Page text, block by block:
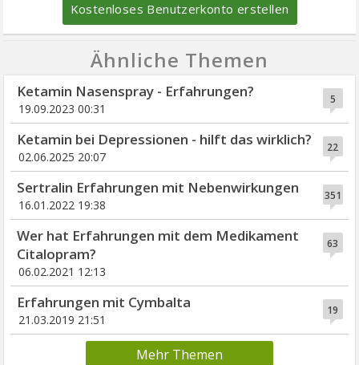
Kostenloses Benutzerkonto erstellen
Ähnliche Themen
5
Ketamin Nasenspray - Erfahrungen?
19.09.2023 00:31
22
Ketamin bei Depressionen - hilft das wirklich?
02.06.2025 20:07
351
Sertralin Erfahrungen mit Nebenwirkungen
16.01.2022 19:38
63
Wer hat Erfahrungen mit dem Medikament
Citalopram?
06.02.2021 12:13
19
Erfahrungen mit Cymbalta
21.03.2019 21:51
Mehr Themen